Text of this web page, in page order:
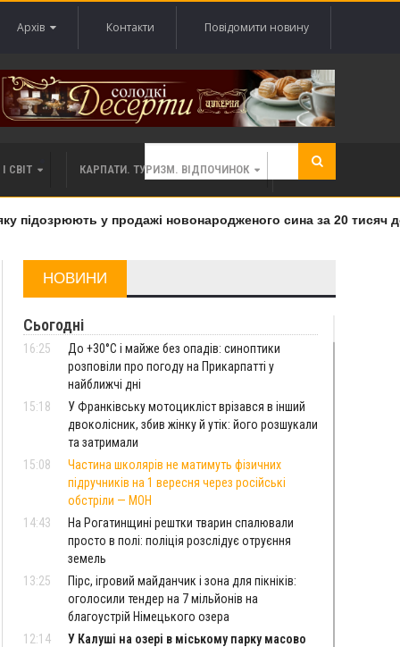
Архів Контакти Повідомити новину
СВІТ КАРПАТИ. ТУРИЗМ. ВІДПОЧИНОК
у продажі новонародженого сина за 20 тисяч
НОВИНИ
Сьогодні
16:25
До +30°C і майже без опадів: синоптики
розповіли про погоду на Прикарпатті у
найближчі дні
15:18
У Франківську мотоцикліст врізався в інший
двоколісник, збив жінку й утік: його розшукали
та затримали
15:08
Частина школярів не матимуть фізичних
підручників на 1 вересня через російські
обстріли — МОН
14:43
На Рогатинщині рештки тварин спалювали
просто в полі: поліція розслідує отруєння
земель
13:25
Пірс, ігровий майданчик і зона для пікніків:
оголосили тендер на 7 мільйонів на
благоустрій Німецького озера
12:14
У Калуші на озері в міському парку масово